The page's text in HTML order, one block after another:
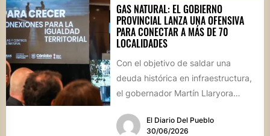
GAS NATURAL: EL GOBIERNO
PROVINCIAL LANZA UNA OFENSIVA
PARA CONECTAR A MÁS DE 70
LOCALIDADES
Con el objetivo de saldar una
deuda histórica en infraestructura,
el gobernador Martín Llaryora
Crecer",...El Diario Del Pueblo
30/06/2026